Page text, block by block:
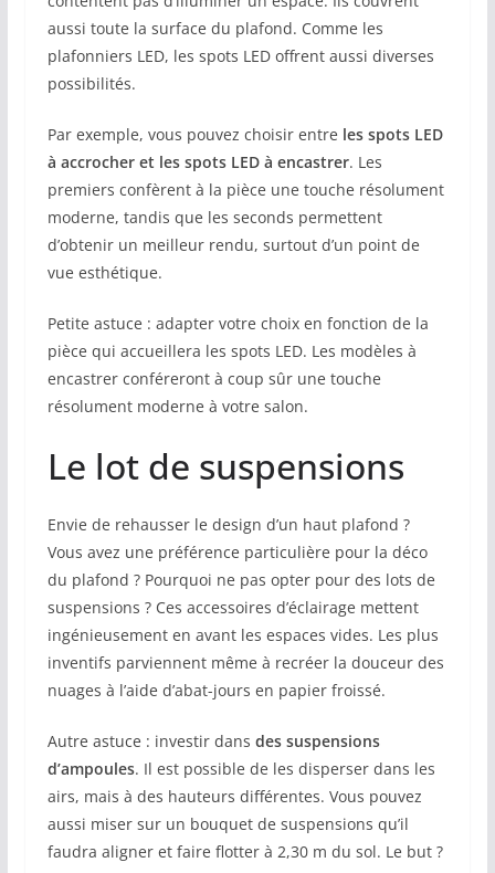
aussi toute la surface du plafond. Comme les
plafonniers LED, les spots LED offrent aussi diverses
possibilités.
Par exemple, vous pouvez choisir entre les spots LED
à accrocher et les spots LED à encastrer. Les
premiers confèrent à la pièce une touche résolument
moderne, tandis que les seconds permettent
d’obtenir un meilleur rendu, surtout d’un point de
vue esthétique.
Petite astuce : adapter votre choix en fonction de la
pièce qui accueillera les spots LED. Les modèles à
encastrer conféreront à coup sûr une touche
résolument moderne à votre salon.
Le lot de suspensions
Envie de rehausser le design d’un haut plafond ?
Vous avez une préférence particulière pour la déco
du plafond ? Pourquoi ne pas opter pour des lots de
suspensions ? Ces accessoires d’éclairage mettent
ingénieusement en avant les espaces vides. Les plus
inventifs parviennent même à recréer la douceur des
nuages à l’aide d’abat-jours en papier froissé.
Autre astuce : investir dans des suspensions
d’ampoules. Il est possible de les disperser dans les
airs, mais à des hauteurs différentes. Vous pouvez
aussi miser sur un bouquet de suspensions qu’il
faudra aligner et faire flotter à 2,30 m du sol. Le but ?